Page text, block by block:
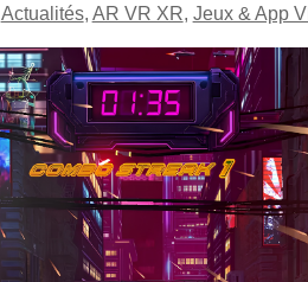
Actualités, AR VR XR, Jeux & App